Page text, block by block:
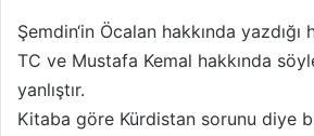
Şemdin‘in Öcalan hakkında
TC ve Mustafa Kemal hakkında
yanlıştır.
Kitaba göre Kürdistan sorunu diye